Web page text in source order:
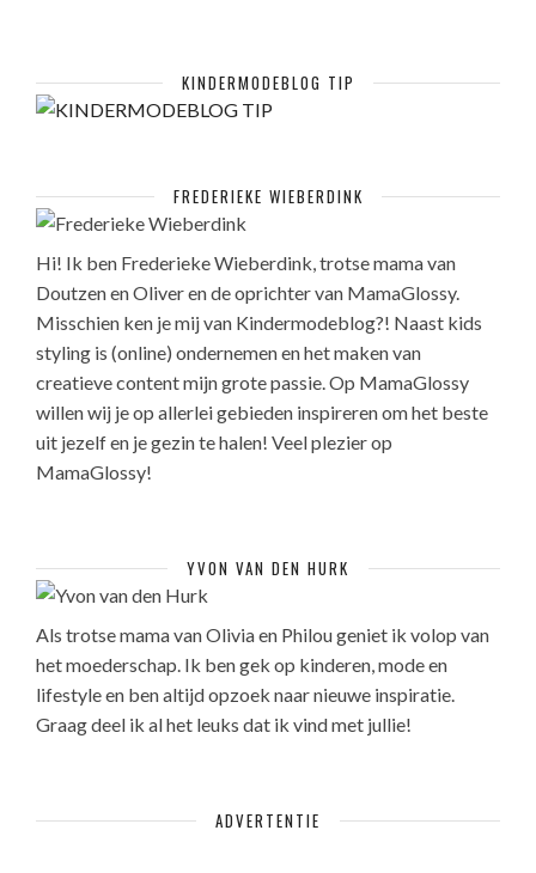
KINDERMODEBLOG TIP
FREDERIEKE WIEBERDINK
Hi! Ik ben Frederieke Wieberdink, trotse mama van
Doutzen en Oliver en de oprichter van MamaGlossy.
Misschien ken je mij van Kindermodeblog?! Naast kids
styling is (online) ondernemen en het maken van
creatieve content mijn grote passie. Op MamaGlossy
willen wij je op allerlei gebieden inspireren om het beste
uit jezelf en je gezin te halen! Veel plezier op
MamaGlossy!
YVON VAN DEN HURK
Als trotse mama van Olivia en Philou geniet ik volop van
het moederschap. Ik ben gek op kinderen, mode en
lifestyle en ben altijd opzoek naar nieuwe inspiratie.
Graag deel ik al het leuks dat ik vind met jullie!
ADVERTENTIE